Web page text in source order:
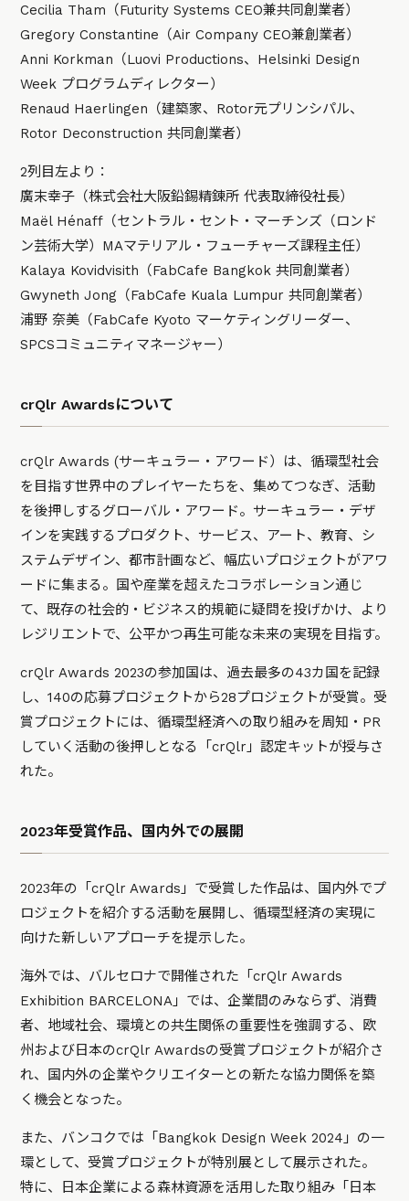
Cecilia Tham（Futurity Systems CEO兼共同創業者）
Gregory Constantine（Air Company CEO兼創業者）
Anni Korkman（Luovi Productions、Helsinki Design
Week プログラムディレクター）
Renaud Haerlingen（建築家、Rotor元プリンシパル、
Rotor Deconstruction 共同創業者）
2列目左より：
廣末幸子（株式会社大阪鉛錫精錬所 代表取締役社長）
Maël Hénaff（セントラル・セント・マーチンズ（ロンド
ン芸術大学）MAマテリアル・フューチャーズ課程主任）
Kalaya Kovidvisith（FabCafe Bangkok 共同創業者）
Gwyneth Jong（FabCafe Kuala Lumpur 共同創業者）
浦野 奈美（FabCafe Kyoto マーケティングリーダー、
SPCSコミュニティマネージャー）
crQlr Awardsについて
crQlr Awards (サーキュラー・アワード）は、循環型社会
を目指す世界中のプレイヤーたちを、集めてつなぎ、活動
を後押しするグローバル・アワード。サーキュラー・デザ
インを実践するプロダクト、サービス、アート、教育、シ
ステムデザイン、都市計画など、幅広いプロジェクトがアワ
ードに集まる。国や産業を超えたコラボレーション通じ
て、既存の社会的・ビジネス的規範に疑問を投げかけ、より
レジリエントで、公平かつ再生可能な未来の実現を目指す。
crQlr Awards 2023の参加国は、過去最多の43カ国を記録
し、140の応募プロジェクトから28プロジェクトが受賞。受
賞プロジェクトには、循環型経済への取り組みを周知・PR
していく活動の後押しとなる「crQlr」認定キットが授与さ
れた。
2023年受賞作品、国内外での展開
2023年の「crQlr Awards」で受賞した作品は、国内外でプ
ロジェクトを紹介する活動を展開し、循環型経済の実現に
向けた新しいアプローチを提示した。
海外では、バルセロナで開催された「crQlr Awards
Exhibition BARCELONA」では、企業間のみならず、消費
者、地域社会、環境との共生関係の重要性を強調する、欧
州および日本のcrQlr Awardsの受賞プロジェクトが紹介さ
れ、国内外の企業やクリエイターとの新たな協力関係を築
く機会となった。
また、バンコクでは「Bangkok Design Week 2024」の一
環として、受賞プロジェクトが特別展として展示された。
特に、日本企業による森林資源を活用した取り組み「日本